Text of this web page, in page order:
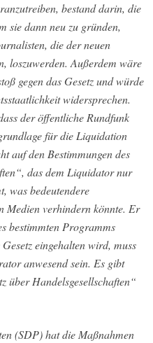
bestand darin, die
sie dann neu zu gründen,
die der neuen
loszuwerden. Außerdem wäre
gegen das Gesetz und würde
widersprechen.
der öffentliche Rundfunk
für die Liquidation
auf den Bestimmungen des
das dem Liquidator nur
was bedeutendere
Medien verhindern könnte. Er
bestimmten Programms
eingehalten wird, muss
anwesend sein. Es gibt
über Handelsgesellschaften“
(SDP) hat die Maßnahmen